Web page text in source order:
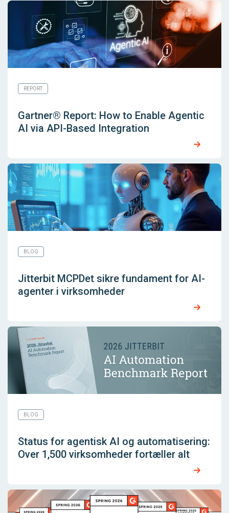
REPORT
Gartner® Report: How to Enable Agentic
AI via API-Based Integration
BLOG
Jitterbit MCPDet sikre fundament for AI-
agenter i virksomheder
BLOG
Status for agentisk AI og automatisering:
Over 1,500 virksomheder fortæller alt